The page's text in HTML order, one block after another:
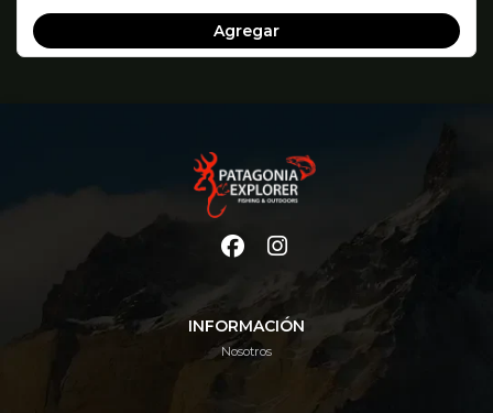
Agregar
INFORMACIÓN
Nosotros